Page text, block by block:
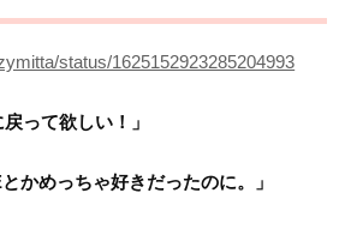
status/1625152923285204993
って欲しい！」
かめっちゃ好きだったのに。」